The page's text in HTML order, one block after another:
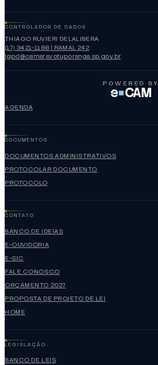
CONTROLADOR DE DADOS
THIAGO RUVIERI DELALIBERA
(17) 3421-1188 | RAMAL 242
lgpd@camaravotuporanga.sp.gov.br
POWERED BY
e CAM
AGENDA
DOCUMENTOS
DOCUMENTOS ADMINISTRATIVOS
PROTOCOLAR DOCUMENTO
PROTOCOLO
CONTATO
BANCO DE IDEIAS
E-OUVIDORIA
E-SIC
FALE CONOSCO
ORÇAMENTO 2027
PROPOSTA DE PROJETO DE LEI
HOME
LEGISLAÇÃO
BANCO DE LEIS